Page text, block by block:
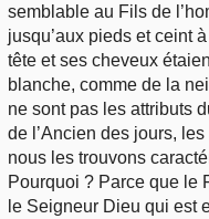
semblable au Fils de
jusqu’aux pieds et ceint
tête et ses cheveux
blanche, comme de la
ne sont pas les attributs
de l’Ancien des jours,
nous les trouvons
Pourquoi ? Parce que le
le Seigneur Dieu qui est